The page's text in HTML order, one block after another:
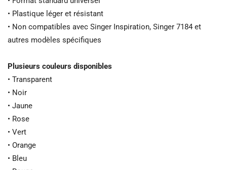
• Plastique léger et résistant
• Non compatibles avec Singer Inspiration, Singer 7184 et
autres modèles spécifiques
Plusieurs couleurs disponibles
• Transparent
• Noir
• Jaune
• Rose
• Vert
• Orange
• Bleu